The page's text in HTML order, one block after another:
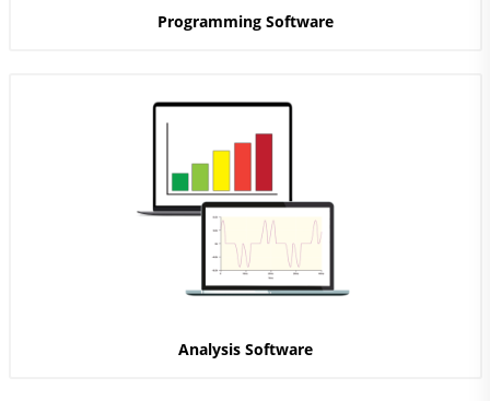
Programming Software
Analysis Software